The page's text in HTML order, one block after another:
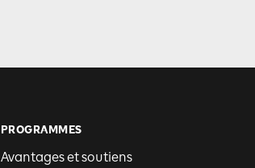
PROGRAMMES
Avantages et soutiens